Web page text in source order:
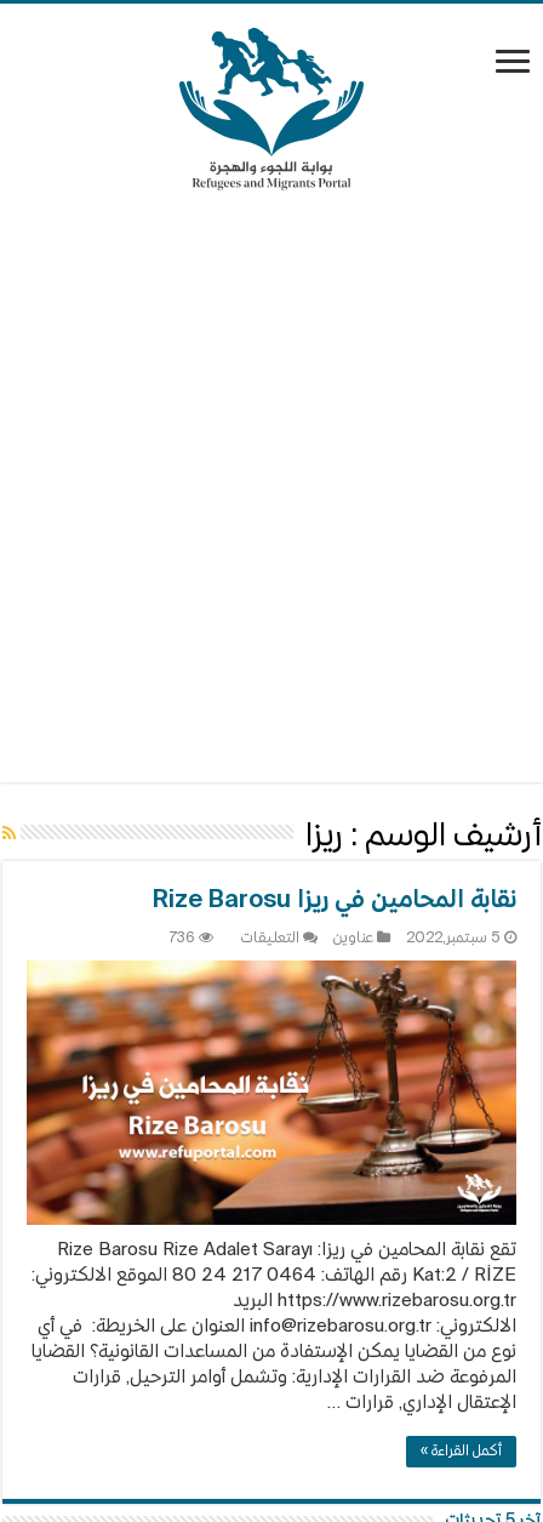
أرشيف الوسم : ريزا
نقابة المحامين في ريزا Rize Barosu
5 سبتمبر,2022 عناوين التعليقات
المحامين
ريزا
Rize
Barosu
مغلقة
736
تقع نقابة المحامين في ريزا: Rize Barosu Rize Adalet Sarayı
Kat:2 / RİZE رقم الهاتف: 0464 217 24 80 الموقع الالكتروني:
https://www.rizebarosu.org.tr البريد
الالكتروني:info@rizebarosu.org.tr العنوان على الخريطة: في أي
نوع من القضايا يمكن الإستفادة من المساعدات القانونية؟ القضايا
المرفوعة ضد القرارات الإدارية: وتشمل أوامر الترحيل, قرارات
الإعتقال الإداري, قرارات …
أكمل القراءة »